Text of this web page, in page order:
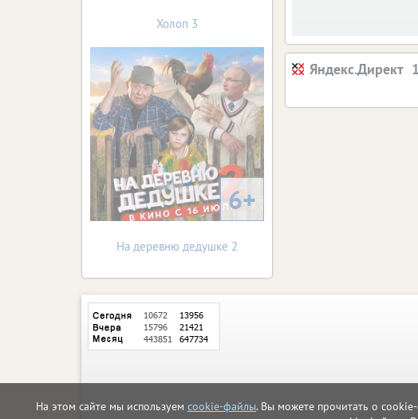
На этом сайте мы используем cookie-файлы. Вы можете прочитать о
Яндекс.Директ
Холоп 3
6+
На деревню дедушке 2